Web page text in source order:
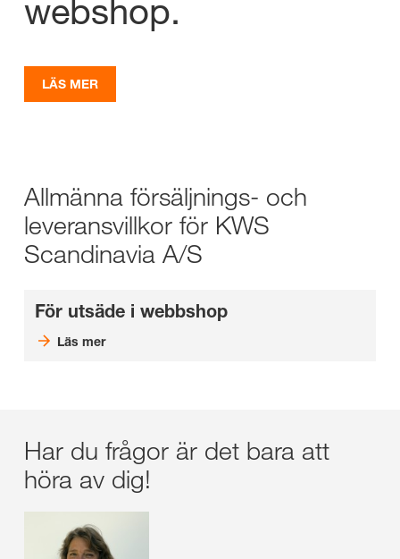
webshop.
LÄS MER
Allmänna försäljnings- och
leveransvillkor för KWS
Scandinavia A/S
För utsäde i webbshop
Läs mer
Har du frågor är det bara att
höra av dig!